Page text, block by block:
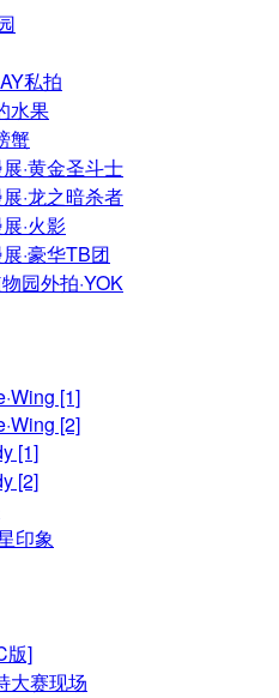
私拍
水果
蟹
·黄金圣斗士
·龙之暗杀者
·火影
·豪华TB团
园外拍·YOK
[1]
[2]
[1]
[2]
印象
版]
大赛现场